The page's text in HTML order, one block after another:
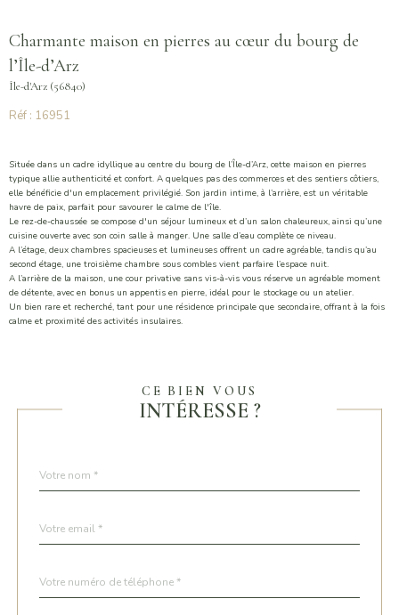
Charmante maison en pierres au cœur du bourg de
l’Île-d’Arz
Île-d'Arz (56840)
Réf : 16951
Située dans un cadre idyllique au centre du bourg de l’Île-d’Arz, cette maison en pierres
typique allie authenticité et confort. A quelques pas des commerces et des sentiers côtiers,
elle bénéficie d'un emplacement privilégié. Son jardin intime, à l’arrière, est un véritable
havre de paix, parfait pour savourer le calme de l'île.
Le rez-de-chaussée se compose d'un séjour lumineux et d’un salon chaleureux, ainsi qu’une
cuisine ouverte avec son coin salle à manger. Une salle d’eau complète ce niveau.
A l’étage, deux chambres spacieuses et lumineuses offrent un cadre agréable, tandis qu’au
second étage, une troisième chambre sous combles vient parfaire l’espace nuit.
A l’arrière de la maison, une cour privative sans vis-à-vis vous réserve un agréable moment
de détente, avec en bonus un appentis en pierre, idéal pour le stockage ou un atelier.
Un bien rare et recherché, tant pour une résidence principale que secondaire, offrant à la fois
calme et proximité des activités insulaires.
CE BIEN VOUS
INTÉRESSE ?
par
*
*
*